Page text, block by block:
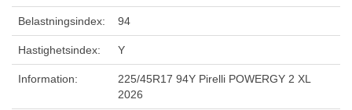
Belastningsindex: 94
Hastighetsindex: Y
Information:
225/45R17 94Y Pirelli POWERGY 2 XL
2026